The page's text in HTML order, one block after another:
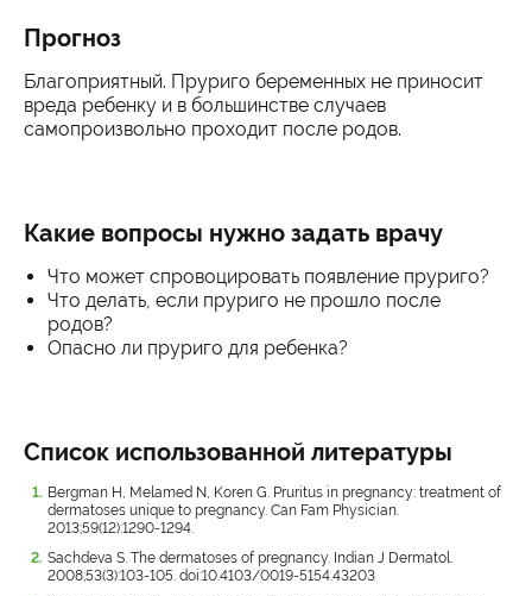
Прогноз
Благоприятный. Пруриго беременных не приносит
вреда ребенку и в большинстве случаев
самопроизвольно проходит после родов.
Какие вопросы нужно задать врачу
Что может спровоцировать появление пруриго?
Что делать, если пруриго не прошло после
родов?
Опасно ли пруриго для ребенка?
Список использованной литературы
Bergman H, Melamed N, Koren G. Pruritus in pregnancy: treatment of
dermatoses unique to pregnancy. Can Fam Physician.
2013;59(12):1290-1294.
Sachdeva S. The dermatoses of pregnancy. Indian J Dermatol.
2008;53(3):103-105. doi:10.4103/0019-5154.43203